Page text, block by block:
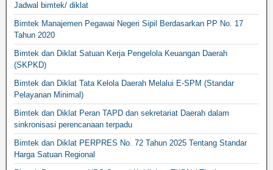
Jadwal bimtek/ diklat
Bimtek Manajemen Pegawai Negeri Sipil Berdasarkan PP No. 17
Tahun 2020
Bimtek dan Diklat Satuan Kerja Pengelola Keuangan Daerah
(SKPKD)
Bimtek dan Diklat Tata Kelola Daerah Melalui E-SPM (Standar
Pelayanan Minimal)
Bimtek dan Diklat Peran TAPD dan sekretariat Daerah dalam
sinkronisasi perencanaan terpadu
Bimtek dan Diklat PERPRES No. 72 Tahun 2025 Tentang Standar
Harga Satuan Regional